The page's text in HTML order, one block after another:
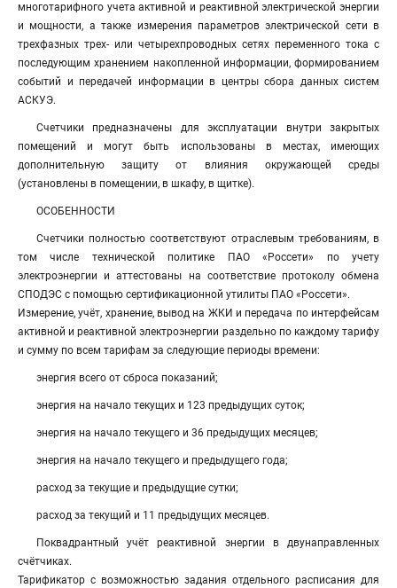
многотарифного учета активной и реактивной электрической энергии
и мощности, а также измерения параметров электрической сети в
трехфазных трех- или четырехпроводных сетях переменного тока с
последующим хранением накопленной информации, формированием
событий и передачей информации в центры сбора данных систем
АСКУЭ.
Счетчики предназначены для эксплуатации внутри закрытых
помещений и могут быть использованы в местах, имеющих
дополнительную защиту от влияния окружающей среды
(установлены в помещении, в шкафу, в щитке).
ОСОБЕННОСТИ
Счетчики полностью соответствуют отраслевым требованиям, в
том числе технической политике ПАО «Россети» по учету
электроэнергии и аттестованы на соответствие протоколу обмена
СПОДЭС с помощью сертификационной утилиты ПАО «Россети».
Измерение, учёт, хранение, вывод на ЖКИ и передача по интерфейсам
активной и реактивной электроэнергии раздельно по каждому тарифу
и сумму по всем тарифам за следующие периоды времени:
энергия всего от сброса показаний;
энергия на начало текущих и 123 предыдущих суток;
энергия на начало текущего и 36 предыдущих месяцев;
энергия на начало текущего и предыдущего года;
расход за текущие и предыдущие сутки;
расход за текущий и 11 предыдущих месяцев.
Поквадрантный учёт реактивной энергии в двунаправленных
счётчиках.
Тарификатор с возможностью задания отдельного расписания для